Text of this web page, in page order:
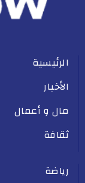
الرئيسية
الأخبار
مال و أعمال
ثقافة
رياضة